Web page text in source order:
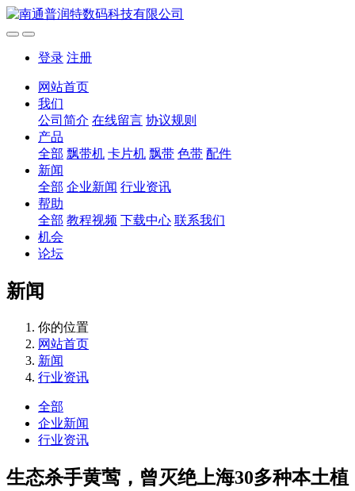
登录 注册
网站首页
我们
公司简介 在线留言 协议规则
产品
全部 飘带机 卡片机 飘带 色带 配件
新闻
全部 企业新闻 行业资讯
帮助
全部 教程视频 下载中心 联系我们
机会
论坛
新闻
你的位置
网站首页
新闻
行业资讯
全部
企业新闻
行业资讯
生态杀手黄莺，曾灭绝上海30多种本土植